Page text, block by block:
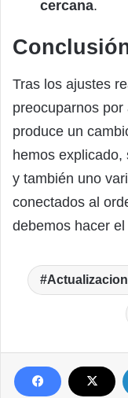
cercana.
Tras los ajustes
preocuparnos
produce un
hemos
y también uno
conectados al
debemos hacer